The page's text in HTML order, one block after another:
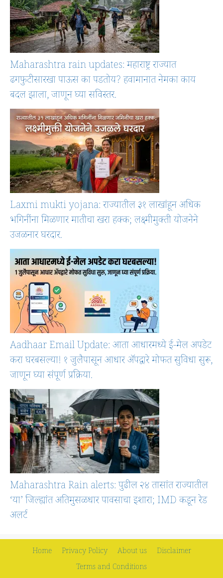
Maharashtra rain updates: महाराष्ट्र राज्यात
ढगफुटीसारखा पाऊस का पडतोय? हवामानात नेमका काय
बदल झाला, जाणून घ्या सविस्तर.
Laxmi mukti yojana: राज्यातील ३१ लाखांहून अधिक
भगिनींना मिळणार मातीचा खरा हक्क; लक्ष्मीमुक्ती योजनेने
उजळनार घरदार.
Aadhaar Email Update: आता आधारमध्ये ई-मेल अपडेट
करा घरबसल्या! १ जुलैपासून आधार ॲपद्वारे मोफत सुविधा सुरू,
जाणून घ्या संपूर्ण प्रक्रिया.
Maharashtra Rain alerts: पुढील २४ तासांत राज्यातील
‘या’ जिल्ह्यांत अतिमुसळधार पावसाचा इशारा; IMD कडून रेड
अलर्ट
Home Privacy Policy About us
Disclaimer
Terms and Conditions